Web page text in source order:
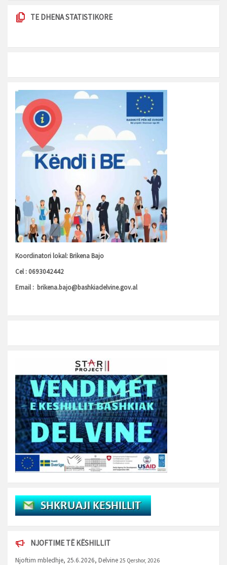
TE DHENA STATISTIKORE
Koordinatori lokal: Brikena Bajo
Cel : 0693042442
Email : brikena.bajo@bashkiadelvine.gov.al
NJOFTIME TË KËSHILLIT
Njoftim mbledhje, 25.6.2026, Delvine 25 Qershor, 2026